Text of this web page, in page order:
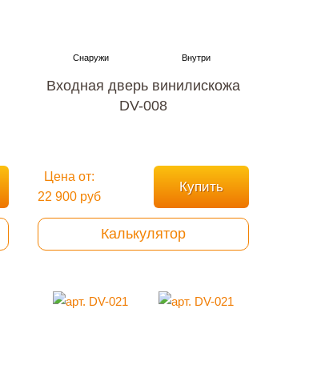
Входная дверь винилискожа
DV-008
Цена от:
22 900 руб
Купить
Калькулятор